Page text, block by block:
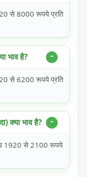
से 8000 रूपये प्रति
भाव है?
से 6200 रूपये प्रति
क्या भाव है?
1920 से 2100 रूपये